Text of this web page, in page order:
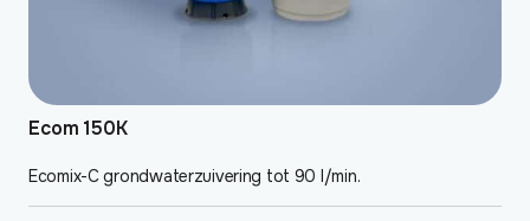
Ecom 150K
Ecomix-C grondwaterzuivering tot 90 l/min.